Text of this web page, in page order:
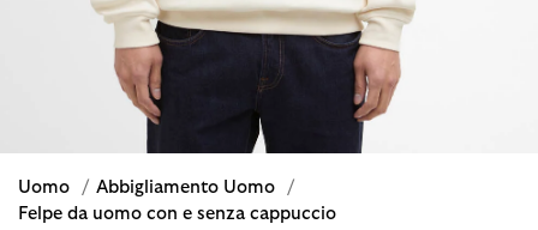
Uomo / Abbigliamento Uomo
/
Felpe da uomo con e senza cappuccio